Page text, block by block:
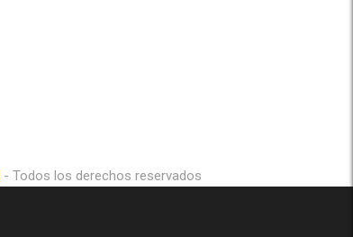
- Todos los derechos reservados